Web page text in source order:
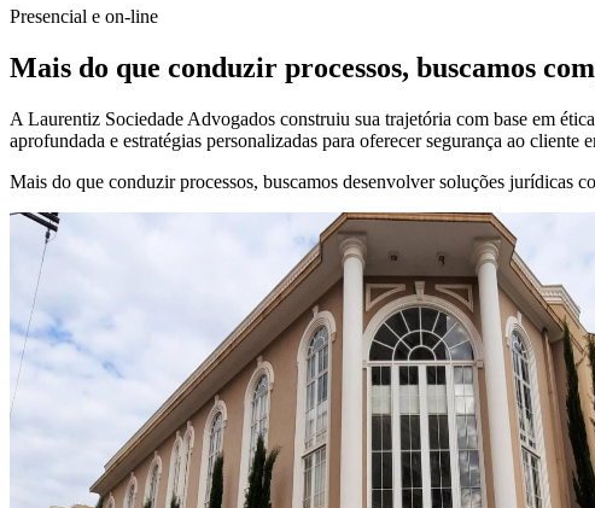
Presencial e on-line
Mais do que conduzir processos, buscamos
A Laurentiz Sociedade Advogados construiu sua trajetória com base em
aprofundada e estratégias personalizadas para oferecer segurança ao cliente
Mais do que conduzir processos, buscamos desenvolver soluções jurídicas